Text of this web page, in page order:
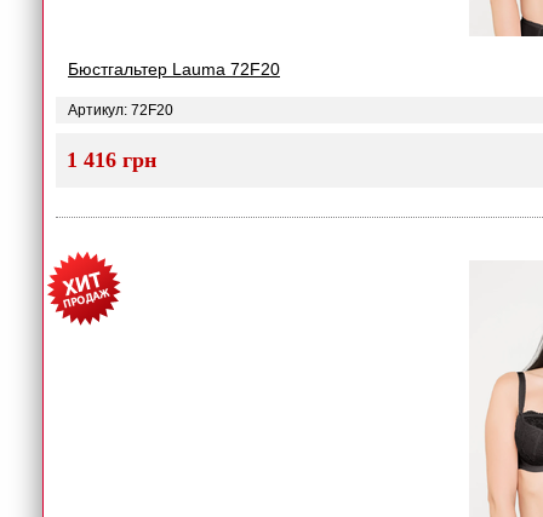
Бюстгальтер Lauma 72F20
Артикул: 72F20
1 416 грн